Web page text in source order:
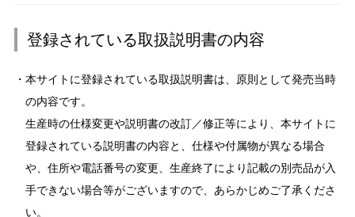
登録されている取扱説明書の内容
本サイトに登録されている取扱説明書は、原則として発売当時
の内容です。
生産時の仕様変更や説明書の改訂／修正等により、本サイトに
登録されている説明書の内容と、仕様や付属物が異なる場合
や、住所や電話番号の変更、生産終了により記載の別売品が入
手できない場合等がございますので、あらかじめご了承くださ
い。